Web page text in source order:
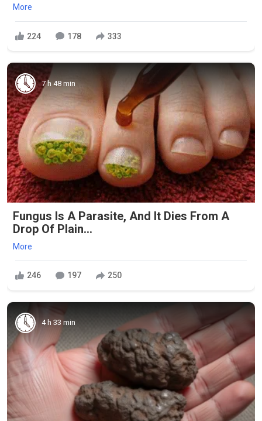
More
224 178 333
7 h 48 min
Fungus Is A Parasite, And It Dies From A
Drop Of Plain...
More
246 197 250
4 h 33 min